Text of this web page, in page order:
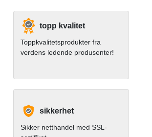
topp kvalitet
Toppkvalitetsprodukter fra
verdens ledende produsenter!
sikkerhet
Sikker netthandel med SSL-